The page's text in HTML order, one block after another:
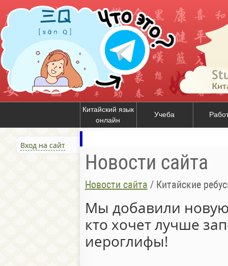
Китайский язык
онлайн
Учеба
Вход на сайт
Новости сайта
Новости сайта / Китайские
Мы добавили
кто хочет лучше
иероглифы!